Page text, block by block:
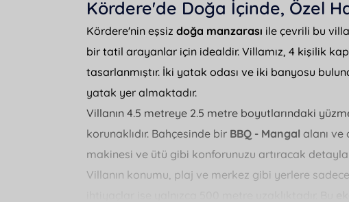
Kördere'de Doğa İçinde, Özel
Kördere'nin eşsiz doğa manzarası ile çevrili bu
bir tatil arayanlar için idealdir. Villamız, 4 kişilik
tasarlanmıştır. İki yatak odası ve iki banyosu
yatak yer almaktadır.
Villanın 4.5 metreye 2.5 metre boyutlarındaki
korunaklıdır. Bahçesinde bir BBQ - Mangal alanı ve
makinesi ve ütü gibi konforunuzu artıracak
Villanın konumu, plaj ve merkez gibi yerlere